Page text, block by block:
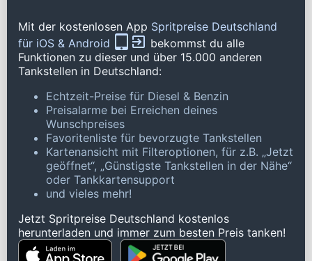
Mit der kostenlosen App Spritpreise Deutschland
für iOS & Android
bekommst du alle
Funktionen zu dieser und über 15.000 anderen
Tankstellen in Deutschland:
Echtzeit-Preise für Diesel & Benzin
Preisalarme bei Erreichen deines
Wunschpreises
Favoritenliste für bevorzugte Tankstellen
Kartenansicht mit Filteroptionen, für z.B. „Jetzt
geöffnet“, „Günstigste Tankstellen in der Nähe“
oder Tankkartensupport
und vieles mehr!
Jetzt Spritpreise Deutschland kostenlos
herunterladen und immer zum besten Preis tanken!